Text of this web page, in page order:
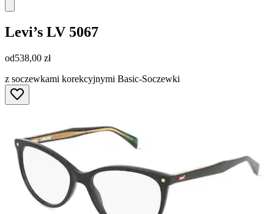
Levi’s LV 5067
od538,00 zł
z soczewkami korekcyjnymi Basic-Soczewki